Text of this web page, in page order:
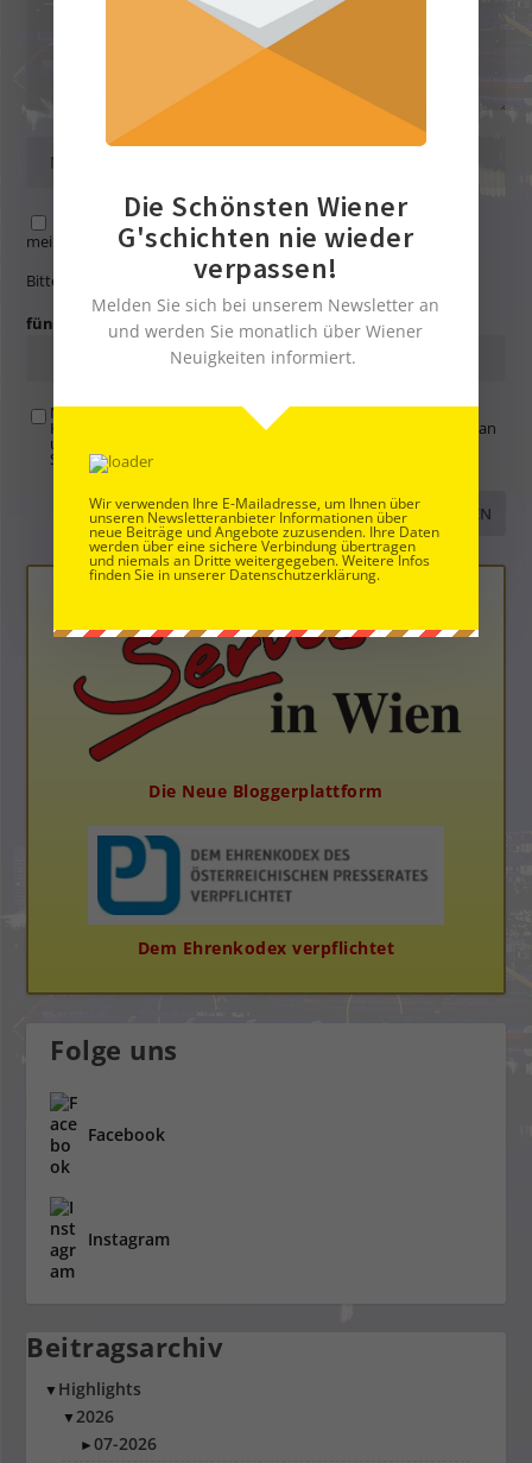
Name, E-Mail-Adresse und Website in diesem Browser für
meinen nächsten Kommentar speichern.
Bitte gib eine Antwort in Ziffern ein:
fünf + 6 =
Mit der Nutzung dieses Formulars übertragen Sie Ihren
Kommentar, Name, Email und IP-Adresse (und ev. Webseite) an
uns und erklären sich einverstanden, dass diese auf unserem
Server gespeichert werden. Siehe
Die Neue Bloggerplattform
Dem Ehrenkodex verpflichtet
Folge uns
Facebook
Instagram
Beitragsarchiv
▼ Highlights
▼2026
►07-2026
Die Schönsten Wiener
G'schichten nie wieder
verpassen!
Melden Sie sich bei unserem Newsletter an
und werden Sie monatlich über Wiener
Neuigkeiten informiert.
Wir verwenden Ihre E-Mailadresse, um Ihnen über
unseren Newsletteranbieter Informationen über
neue Beiträge und Angebote zuzusenden. Ihre Daten
werden über eine sichere Verbindung übertragen
und niemals an Dritte weitergegeben. Weitere Infos
finden Sie in unserer Datenschutzerklärung.